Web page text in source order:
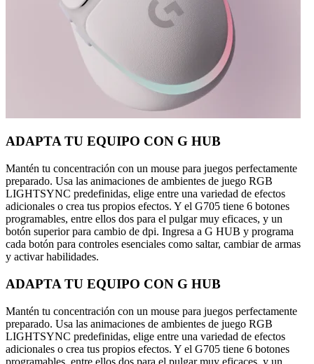
ADAPTA TU EQUIPO CON G HUB
Mantén tu concentración con un mouse para juegos perfectamente
preparado. Usa las animaciones de ambientes de juego RGB
LIGHTSYNC predefinidas, elige entre una variedad de efectos
adicionales o crea tus propios efectos. Y el G705 tiene 6 botones
programables, entre ellos dos para el pulgar muy eficaces, y un
botón superior para cambio de dpi. Ingresa a G HUB y programa
cada botón para controles esenciales como saltar, cambiar de armas
y activar habilidades.
ADAPTA TU EQUIPO CON G HUB
Mantén tu concentración con un mouse para juegos perfectamente
preparado. Usa las animaciones de ambientes de juego RGB
LIGHTSYNC predefinidas, elige entre una variedad de efectos
adicionales o crea tus propios efectos. Y el G705 tiene 6 botones
programables, entre ellos dos para el pulgar muy eficaces, y un